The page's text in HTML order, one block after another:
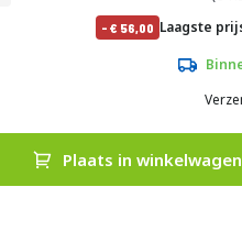
- 56,00 Laagste
Plaats in winkelwagen